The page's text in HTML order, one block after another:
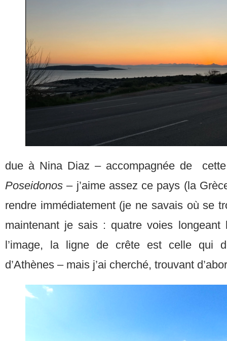
due à Nina Diaz – accompagnée de
Poseidonos – j’aime assez ce pays (la
rendre immédiatement (je ne savais où se
maintenant je sais : quatre voies
l’image, la ligne de crête est celle qui
d’Athènes – mais j’ai cherché, trouvant